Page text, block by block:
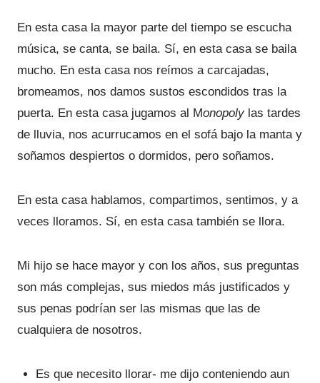
En esta casa la mayor parte del tiempo se escucha
música, se canta, se baila. Sí, en esta casa se baila
mucho. En esta casa nos reímos a carcajadas,
bromeamos, nos damos sustos escondidos tras la
puerta. En esta casa jugamos al Monopolylas tardes
de lluvia, nos acurrucamos en el sofá bajo la manta y
soñamos despiertos o dormidos, pero soñamos.
En esta casa hablamos, compartimos, sentimos, y a
veces lloramos. Sí, en esta casa también se llora.
Mi hijo se hace mayor y con los años, sus preguntas
son más complejas, sus miedos más justificados y
sus penas podrían ser las mismas que las de
cualquiera de nosotros.
Es que necesito llorar- me dijo conteniendo aun